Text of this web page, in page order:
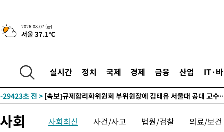
2026.08.07 (금)
서울 37.1℃
실시간 정치 국제 경제 금융 산업 IT·
-2502초 전 > 이란, 호르무즈서 "적국 목표물들"과 대치로 남부 케슘섬에서
-30430초 전 >
외신들도 주목한 韓축구 파문…"국민적 공분에 수사 재개"
-30401초 전 >
-29423초 전 > [속보]규제합리화위원회 부위원장에 김태유 서울대 공대 교
-21106초 전 >
[속보] 7월 중국 수출 23.9%↑ 수입 27.5%↑…무역총액
사회 사회최신 사건/사고 법원/검찰 의료/보건